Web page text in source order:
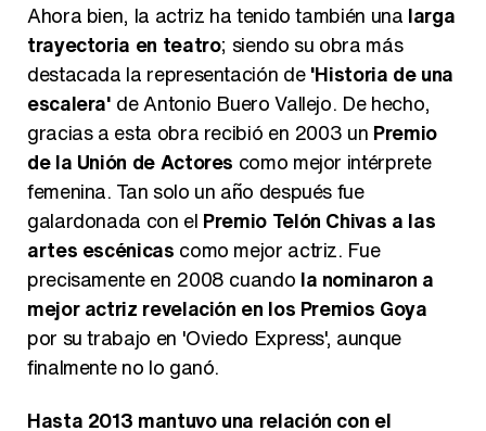
Ahora bien, la actriz ha tenido también una larga
trayectoria en teatro; siendo su obra más
destacada la representación de'Historia de una
escalera' de Antonio Buero Vallejo. De hecho,
gracias a esta obra recibió en 2003 un Premio
de la Unión de Actores como mejor intérprete
femenina. Tan solo un año después fue
galardonada con el Premio Telón Chivas a las
artes escénicas como mejor actriz. Fue
precisamente en 2008 cuando la nominaron a
mejor actriz revelación en los Premios Goya
por su trabajo en 'Oviedo Express', aunque
finalmente no lo ganó.
Hasta 2013 mantuvo una relación con el